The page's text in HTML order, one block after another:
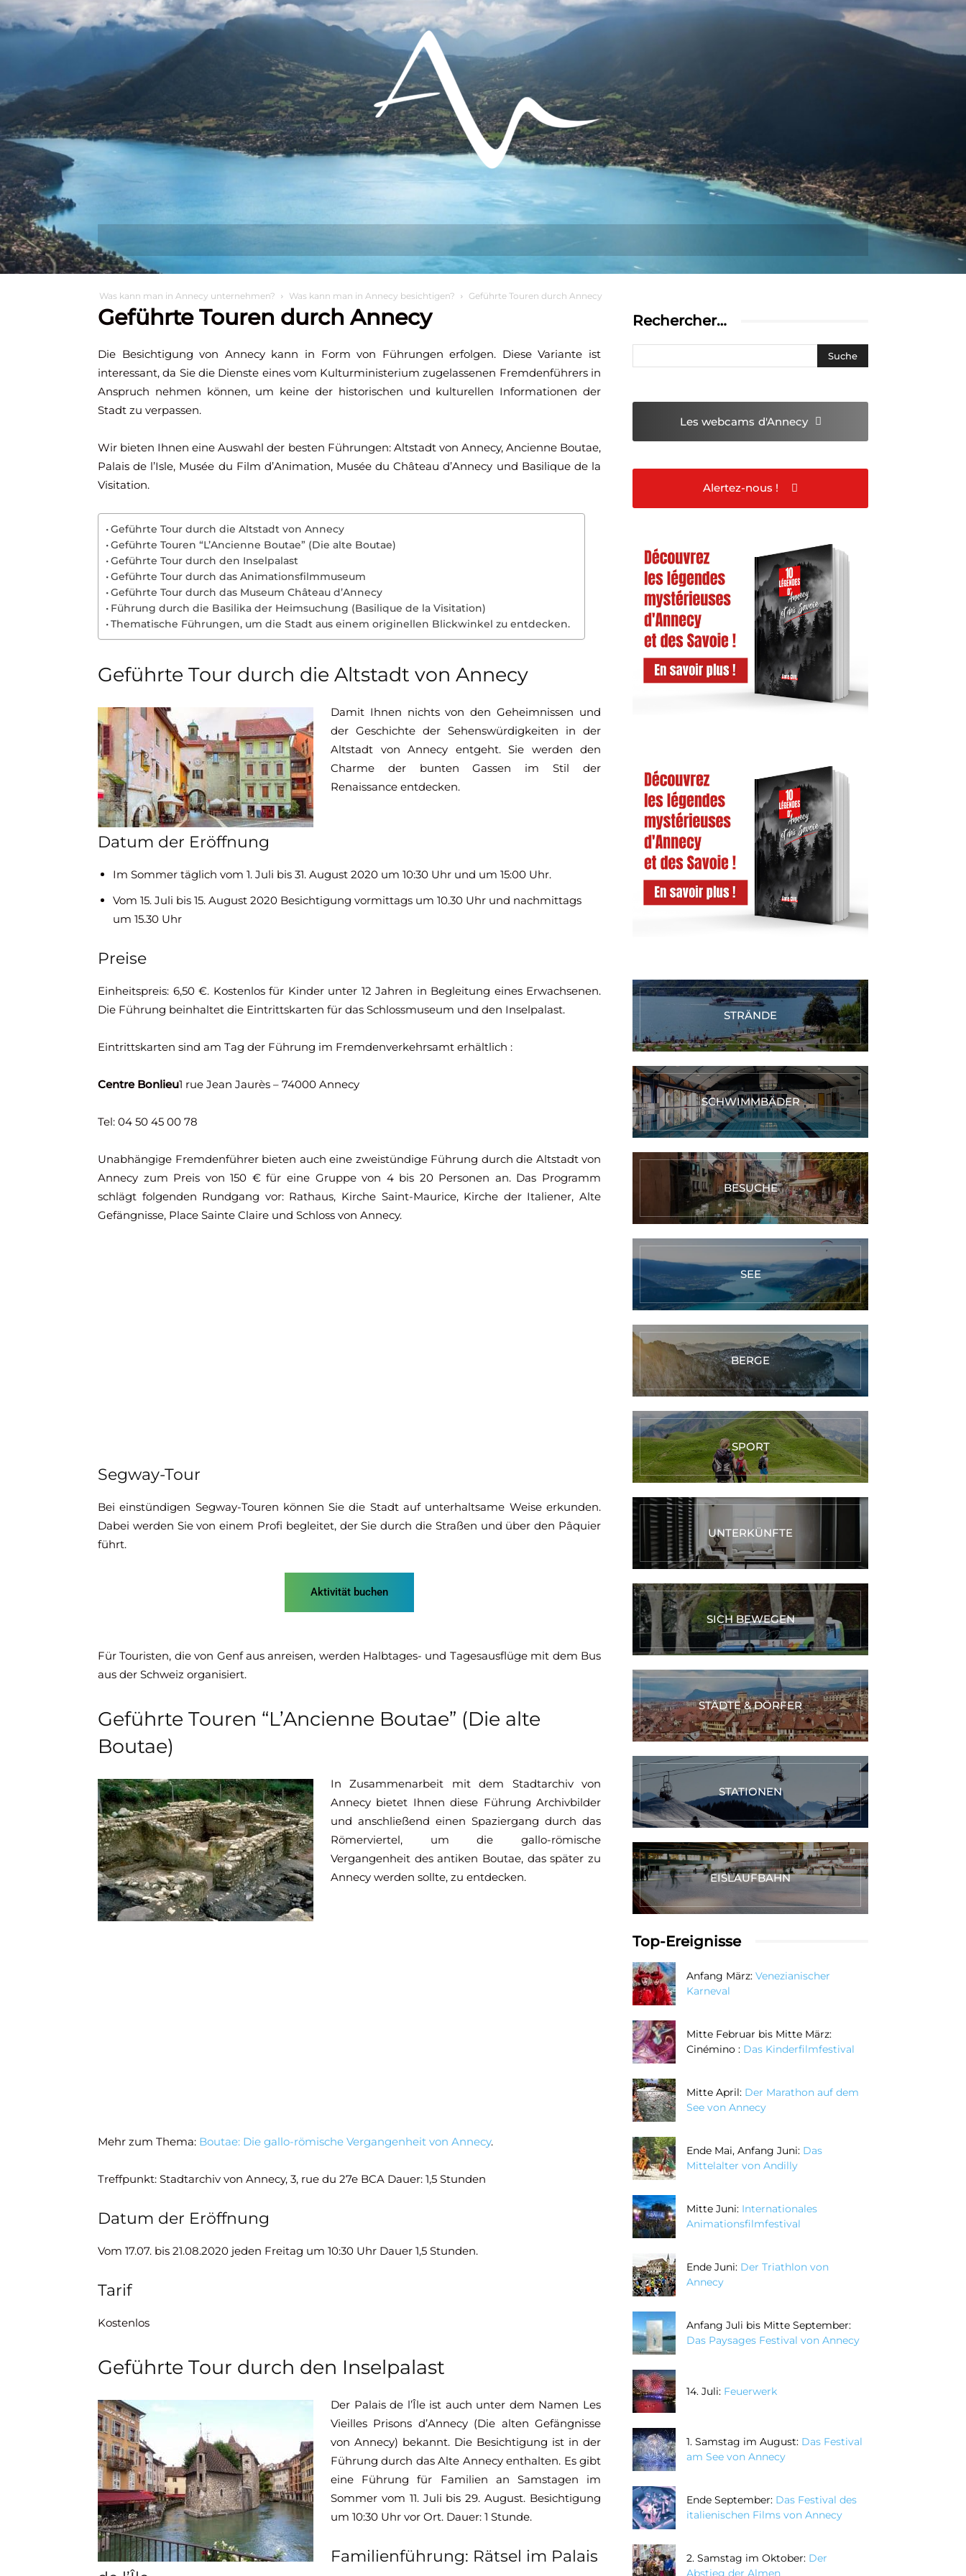
Entdecken Sie Was tun? Sich niederlassen
Was kann man in Annecy unternehmen? Was kann man in Annecy besichtigen? Geführte Touren durch Annecy
Geführte Touren durch Annecy
Die Besichtigung von Annecy kann in Form von Führungen erfolgen. Diese Variante ist
interessant, da Sie die Dienste eines vom Kulturministerium zugelassenen Fremdenführers in
Anspruch nehmen können, um keine der historischen und kulturellen Informationen der
Stadt zu verpassen.
Wir bieten Ihnen eine Auswahl der besten Führungen: Altstadt von Annecy, Ancienne Boutae,
Palais de l’Isle, Musée du Film d’Animation, Musée du Château d’Annecy und Basilique de la
Visitation.
Geführte Tour durch die Altstadt von Annecy
Geführte Touren “L’Ancienne Boutae” (Die alte Boutae)
Geführte Tour durch den Inselpalast
Geführte Tour durch das Animationsfilmmuseum
Geführte Tour durch das Museum Château d’Annecy
Führung durch die Basilika der Heimsuchung (Basilique de la Visitation)
Thematische Führungen, um die Stadt aus einem originellen Blickwinkel zu entdecken.
Geführte Tour durch die Altstadt von Annecy
Damit Ihnen nichts von den Geheimnissen und
der Geschichte der Sehenswürdigkeiten in der
Altstadt von Annecy entgeht. Sie werden den
Charme der bunten Gassen im Stil der
Renaissance entdecken.
Datum der Eröffnung
Im Sommer täglich vom 1. Juli bis 31. August 2020 um 10:30 Uhr und um 15:00 Uhr.
Vom 15. Juli bis 15. August 2020 Besichtigung vormittags um 10.30 Uhr und nachmittags
um 15.30 Uhr
Preise
Einheitspreis: 6,50 €. Kostenlos für Kinder unter 12 Jahren in Begleitung eines Erwachsenen.
Die Führung beinhaltet die Eintrittskarten für das Schlossmuseum und den Inselpalast.
Eintrittskarten sind am Tag der Führung im Fremdenverkehrsamt erhältlich :
Centre Bonlieu1 rue Jean Jaurès – 74000 Annecy
Tel: 04 50 45 00 78
Unabhängige Fremdenführer bieten auch eine zweistündige Führung durch die Altstadt von
Annecy zum Preis von 150 € für eine Gruppe von 4 bis 20 Personen an. Das Programm
schlägt folgenden Rundgang vor: Rathaus, Kirche Saint-Maurice, Kirche der Italiener, Alte
Gefängnisse, Place Sainte Claire und Schloss von Annecy.
Segway-Tour
Bei einstündigen Segway-Touren können Sie die Stadt auf unterhaltsame Weise erkunden.
Dabei werden Sie von einem Profi begleitet, der Sie durch die Straßen und über den Pâquier
führt.
Aktivität buchen
Für Touristen, die von Genf aus anreisen, werden Halbtages- und Tagesausflüge mit dem Bus
aus der Schweiz organisiert.
Geführte Touren “L’Ancienne Boutae” (Die alte
Boutae)
In Zusammenarbeit mit dem Stadtarchiv von
Annecy bietet Ihnen diese Führung Archivbilder
und anschließend einen Spaziergang durch das
Römerviertel, um die gallo-römische
Vergangenheit des antiken Boutae, das später zu
Annecy werden sollte, zu entdecken.
Mehr zum Thema: Boutae: Die gallo-römische Vergangenheit von Annecy.
Treffpunkt: Stadtarchiv von Annecy, 3, rue du 27e BCA Dauer: 1,5 Stunden
Datum der Eröffnung
Vom 17.07. bis 21.08.2020 jeden Freitag um 10:30 Uhr Dauer 1,5 Stunden.
Tarif
Kostenlos
Geführte Tour durch den Inselpalast
Der Palais de l’Île ist auch unter dem Namen Les
Vieilles Prisons d’Annecy (Die alten Gefängnisse
von Annecy) bekannt. Die Besichtigung ist in der
Führung durch das Alte Annecy enthalten. Es gibt
eine Führung für Familien an Samstagen im
Sommer vom 11. Juli bis 29. August. Besichtigung
um 10:30 Uhr vor Ort. Dauer: 1 Stunde.
Familienführung: Rätsel im Palais
Rechercher…
Les webcams d'Annecy
Alertez-nous !
STRÄNDE
SCHWIMMBÄDER
BESUCHE
SEE
BERGE
SPORT
UNTERKÜNFTE
SICH BEWEGEN
STÄDTE & DÖRFER
STATIONEN
EISLAUFBAHN
Top-Ereignisse
Anfang März: Venezianischer
Karneval
Mitte Februar bis Mitte März:
Cinémino : Das Kinderfilmfestival
Mitte April: Der Marathon auf dem
See von Annecy
Ende Mai, Anfang Juni: Das
Mittelalter von Andilly
Mitte Juni: Internationales
Animationsfilmfestival
Ende Juni: Der Triathlon von
Annecy
Anfang Juli bis Mitte September:
Das Paysages Festival von Annecy
14. Juli: Feuerwerk
1. Samstag im August: Das Festival
am See von Annecy
Ende September: Das Festival des
italienischen Films von Annecy
2. Samstag im Oktober: Der
Abstieg der Almen